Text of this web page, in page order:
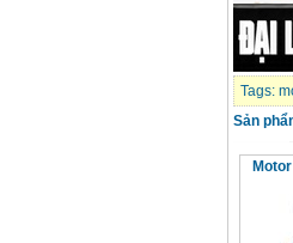
Tags:
Sản